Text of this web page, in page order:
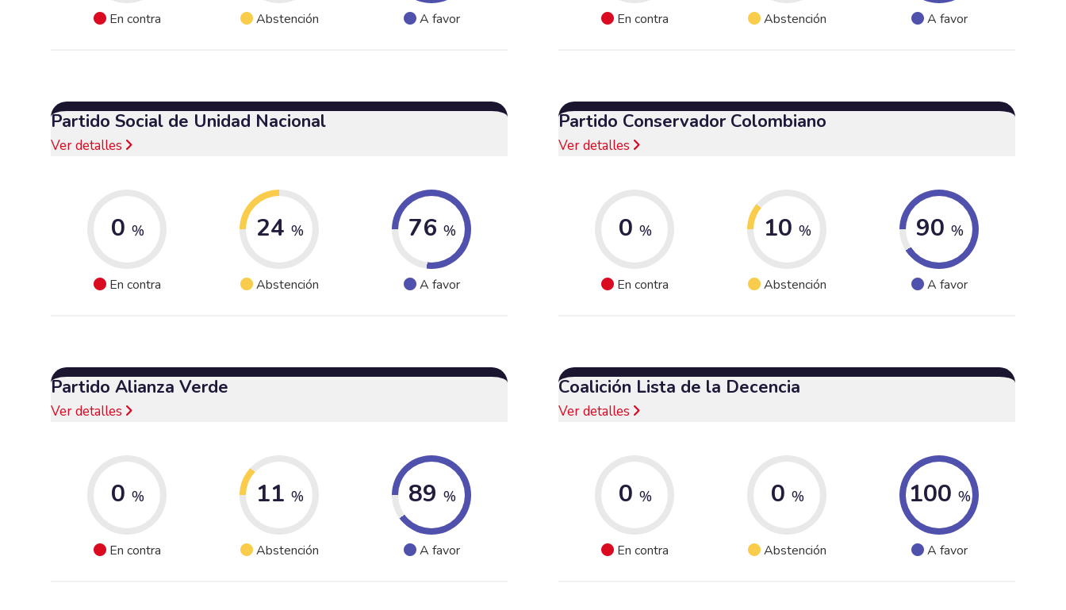
En contra Abstención A favor En contra Abstención A favor
Partido Social de Unidad Nacional
Ver detalles
0 %
En contra
24 %
Abstención
76 %
A favor
Partido Conservador Colombiano
Ver detalles
0 %
En contra
10 %
Abstención
90 %
A favor
Partido Alianza Verde
Ver detalles
0 %
En contra
11 %
Abstención
89 %
A favor
Coalición Lista de la Decencia
Ver detalles
0 %
En contra
0 %
Abstención
100 %
A favor